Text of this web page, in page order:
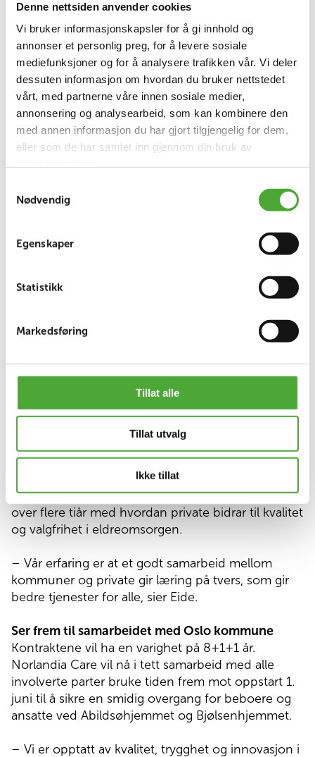
Denne nettsiden anvender cookies
Vi bruker informasjonskapsler for å gi innhold og
annonser et personlig preg, for å levere sosiale
mediefunksjoner og for å analysere trafikken vår. Vi deler
dessuten informasjon om hvordan du bruker nettstedet
vårt, med partnerne våre innen sosiale medier,
annonsering og analysearbeid, som kan kombinere den
med annen informasjon du har gjort tilgjengelig for dem,
eller som de har samlet inn gjennom din bruk av
Nødvendig
Egenskaper
Statistikk
Markedsføring
Tillat alle
Tillat utvalg
Ikke tillat
– Vi gleder oss til å bli kjent med
beboerne, pårørende og de dyktige
ansatte ved sykehjemmene. Vi ser
frem til å samarbeide om å ta vare på
det gode som gjøres i dag, og til å
videreutvikle tjenestene sammen til
det beste for beboerne.
Hun er veldig glad for at byrådet har åpnet dørene
for at private aktører igjen kan drive sykehjem og
tjenestetilbudet. Samspillet mellom offentlige,
utvikling og flere valgmuligheter for brukerne, sier
Eide. – At byrådet nå ønsker private velkommen
tilbake er en positiv utvikling for både beboere,
ansatte og pårørende.
Norlandia driver fra før også hjemmetjenester i
Oslo, samt Oksenøya og Gullhaug sykehjem i
Bærum kommune. Norlandia har bred erfaring
over flere tiår med hvordan private bidrar til kvalitet
og valgfrihet i eldreomsorgen.
– Vår erfaring er at et godt samarbeid mellom
kommuner og private gir læring på tvers, som gir
bedre tjenester for alle, sier Eide.
Ser frem til samarbeidet med Oslo kommune
Kontraktene vil ha en varighet på 8+1+1 år.
Norlandia Care vil nå i tett samarbeid med alle
involverte parter bruke tiden frem mot oppstart 1.
juni til å sikre en smidig overgang for beboere og
ansatte ved Abildsøhjemmet og Bjølsenhjemmet.
– Vi er opptatt av kvalitet, trygghet og innovasjon i